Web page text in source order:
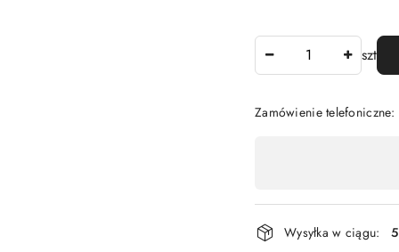
szt
Zamówienie
płatność
i
Wysyłka w ciągu: